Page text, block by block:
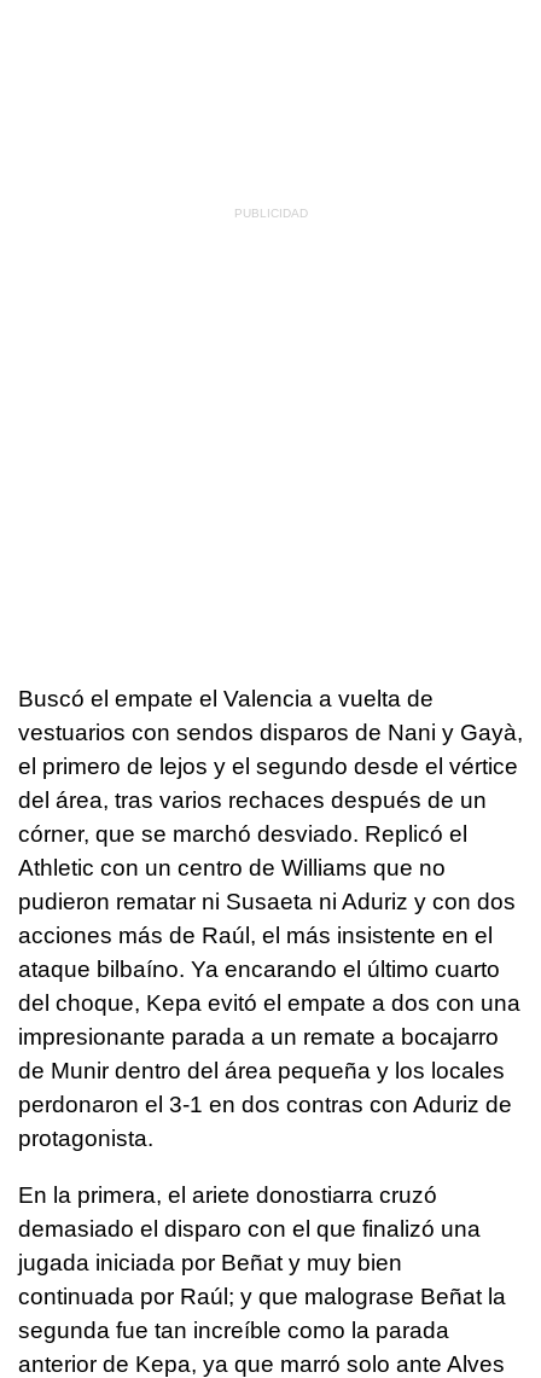
Buscó el empate el Valencia a vuelta de
vestuarios con sendos disparos de Nani y Gayà,
el primero de lejos y el segundo desde el vértice
del área, tras varios rechaces después de un
córner, que se marchó desviado. Replicó el
Athletic con un centro de Williams que no
pudieron rematar ni Susaeta ni Aduriz y con dos
acciones más de Raúl, el más insistente en el
ataque bilbaíno. Ya encarando el último cuarto
del choque, Kepa evitó el empate a dos con una
impresionante parada a un remate a bocajarro
de Munir dentro del área pequeña y los locales
perdonaron el 3-1 en dos contras con Aduriz de
protagonista.
En la primera, el ariete donostiarra cruzó
demasiado el disparo con el que finalizó una
jugada iniciada por Beñat y muy bien
continuada por Raúl; y que malograse Beñat la
segunda fue tan increíble como la parada
anterior de Kepa, ya que marró solo ante Alves